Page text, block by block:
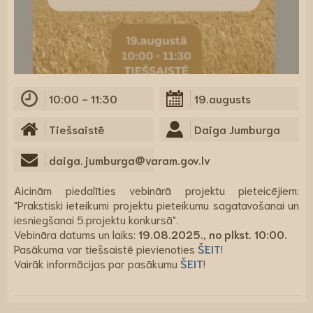
10:00 - 11:30 19.augusts
Tiešsaistē Daiga Jumburga
daiga.jumburga@varam.gov.lv
Aicinām piedalīties vebinārā projektu pieteicējiem:
"Prakstiski ieteikumi projektu pieteikumu sagatavošanai un
iesniegšanai 5.projektu konkursā".
Vebināra datums un laiks: 19.08.2025., no plkst. 10:00.
Pasākuma var tiešsaistē pievienoties ŠEIT!
Vairāk informācijas par pasākumu ŠEIT!